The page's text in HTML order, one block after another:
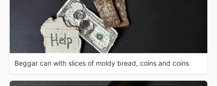
Beggar can with slices of moldy bread, coins and coins